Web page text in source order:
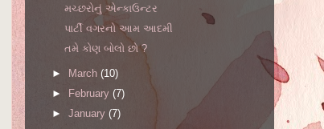
મચ્છરોનું એન્કાઉન્ટર
પાર્ટી વગરનો આમ આદમી
તમે કોણ બોલો છો ?
► March (10)
►
February (7)
► January (7)